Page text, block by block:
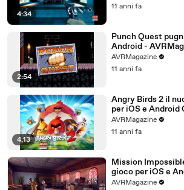
4:34
11 anni fa
2:54
Punch Quest
Android -
AVRMagazine
11 anni fa
4:13
Angry Birds 2 il
per iOS e Android
AVRMagazine
11 anni fa
Mission
gioco per iOS e
AVRMagazine.com
AVRMagazine